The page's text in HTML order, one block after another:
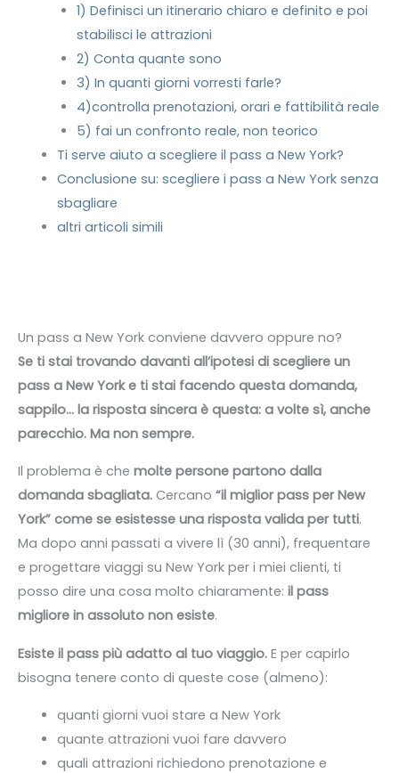
1) Definisci un itinerario chiaro e definito e poi
stabilisci le attrazioni
2) Conta quante sono
3) In quanti giorni vorresti farle?
4)controlla prenotazioni, orari e fattibilità reale
5) fai un confronto reale, non teorico
Ti serve aiuto a scegliere il pass a New York?
Conclusione su: scegliere i pass a New York senza
sbagliare
altri articoli simili
Un pass a New York conviene davvero oppure no?
Se ti stai trovando davanti all’ipotesi di scegliere un
pass a New York e ti stai facendo questa domanda,
sappilo… la risposta sincera è questa: a volte sì, anche
parecchio. Ma non sempre.
Il problema è che molte persone partono dalla
domanda sbagliata. Cercano “il miglior pass per New
York” come se esistesse una risposta valida per tutti.
Ma dopo anni passati a vivere lì (30 anni), frequentare
e progettare viaggi su New York per i miei clienti, ti
posso dire una cosa molto chiaramente: il pass
migliore in assoluto non esiste.
Esiste il pass più adatto al tuo viaggio. E per capirlo
bisogna tenere conto di queste cose (almeno):
quanti giorni vuoi stare a New York
quante attrazioni vuoi fare davvero
quali attrazioni richiedono prenotazione e